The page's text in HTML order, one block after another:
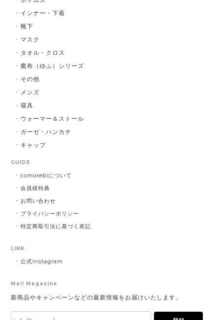
インナー・下着
靴下
マスク
タオル・クロス
癒布（ゆふ）シリーズ
その他
メンズ
寝具
ウォーマー＆ストール
ガーゼ・ハンカチ
キャップ
GUIDE
comorebiについて
会員様特典
お問い合わせ
プライバシーポリシー
特定商取引法に基づく表記
LINK
公式Instagram
Mail Magazine
新商品やキャンペーンなどの最新情報をお届けいたします。